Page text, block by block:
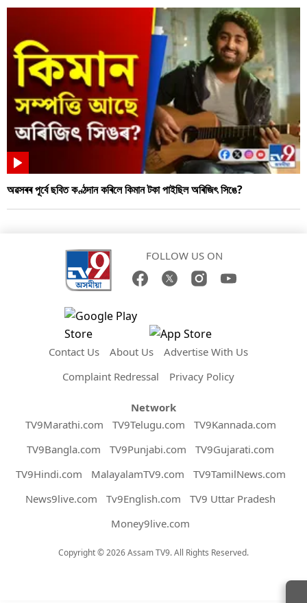
অৱসৰৰ পূৰ্বে ছবিত কণ্ঠদান কৰিলে কিমান টকা পাইছিল অৰিজিৎ সিঙে?
FOLLOW US ON
Contact Us About Us
Advertise With Us
Complaint Redressal
Privacy Policy
Network
TV9Marathi.com
TV9Telugu.com
TV9Kannada.com
TV9Bangla.com
TV9Punjabi.com
TV9Gujarati.com
TV9Hindi.com
MalayalamTV9.com
TV9TamilNews.com
News9live.com
Tv9English.com
TV9 Uttar Pradesh
Money9live.com
Copyright © 2026 Assam TV9. All Rights Reserved.